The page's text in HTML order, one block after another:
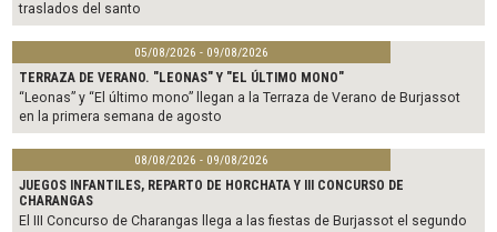
traslados del santo
05/08/2026 - 09/08/2026
TERRAZA DE VERANO. "LEONAS" Y "EL ÚLTIMO MONO"
“Leonas” y “El último mono” llegan a la Terraza de Verano de Burjassot
en la primera semana de agosto
08/08/2026 - 09/08/2026
JUEGOS INFANTILES, REPARTO DE HORCHATA Y III CONCURSO DE
CHARANGAS
El III Concurso de Charangas llega a las fiestas de Burjassot el segundo